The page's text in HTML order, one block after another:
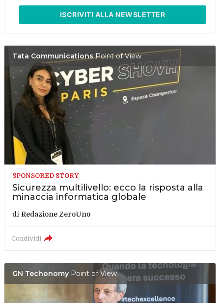
ISCRIVITI ALLA NEWSLETTER
Tata CommunicationsPoint of View
SPONSORED STORY
Sicurezza multilivello: ecco la risposta alla
minaccia informatica globale
di Redazione ZeroUno
Condividi
GN TechonomyPoint of View